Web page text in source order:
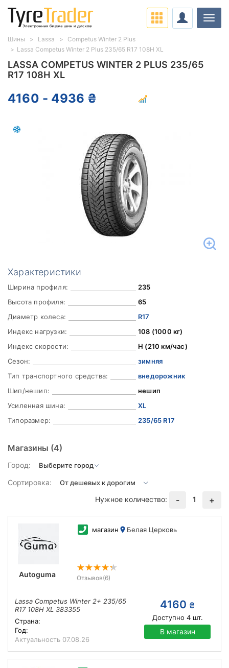
LASSA COMPETUS WINTER 2 PLUS 235/65
R17 108H XL
4160 - 4936 ₴
Характеристики
Ширина профиля:
235
Высота профиля:
65
Диаметр колеса:
R17
Индекс нагрузки:
108 (1000 кг)
Индекс скорости:
H (210 км/час)
Сезон:
зимняя
Тип транспортного средства:
внедорожник
Шип/нешип:
нешип
Усиленная шина:
XL
Типоразмер:
235/65 R17
Магазины (4)
Город:
Сортировка:
Нужное количество:
- 1 +
Autoguma
магазин Белая Церковь
Отзывов(6)
Lassa Competus Winter 2+ 235/65
R17 108H XL 383355
Страна:
Год:
Актуальность 07.08.26
4160 ₴
Доступно 4шт.
В магазин
Шины Lassa
Competus Winter 2 Plus
Lassa Competus Winter 2 Plus 235/65 R17 108H XL